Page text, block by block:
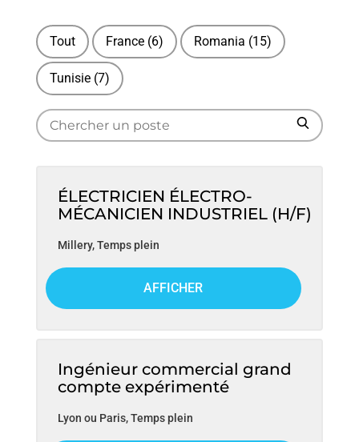
Tout France (6) Romania (15)
Tunisie (7)
S
e
ÉLECTRICIEN ÉLECTRO-
MÉCANICIEN INDUSTRIEL (H/F)
Millery,Temps plein
AFFICHER
Ingénieur commercial grand
compte expérimenté
Lyon ou Paris,Temps plein